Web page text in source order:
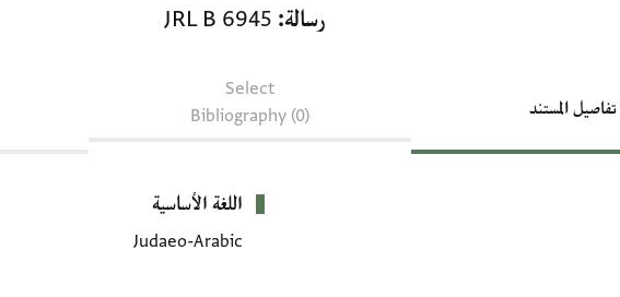
رسالة JRL B 6945
تفاصيل المستند
Select
Bibliography (0)
اللغة الأساسية
Judaeo-Arabic